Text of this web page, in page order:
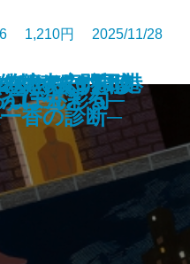
life─
起きない
考
る、その日ま
場から─
んだ
本
捜査官ヴァ
6 1,210円 2025/11/28
ダネス門司港
ぶれます！2
香の診断─
ぼん彩句─
体の70％は
コード
たちは神じ
とや・お瑛
に生きる─